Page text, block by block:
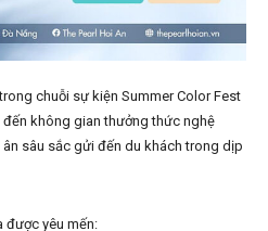
chuỗi sự kiện Summer Color Fest
không gian thưởng thức nghệ
sâu sắc gửi đến du khách trong dịp
được yêu mến: